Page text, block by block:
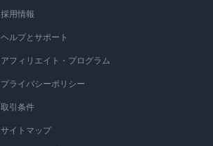
採用情報
ヘルプとサポート
アフィリエイト・プログラム
プライバシーポリシー
取引条件
サイトマップ